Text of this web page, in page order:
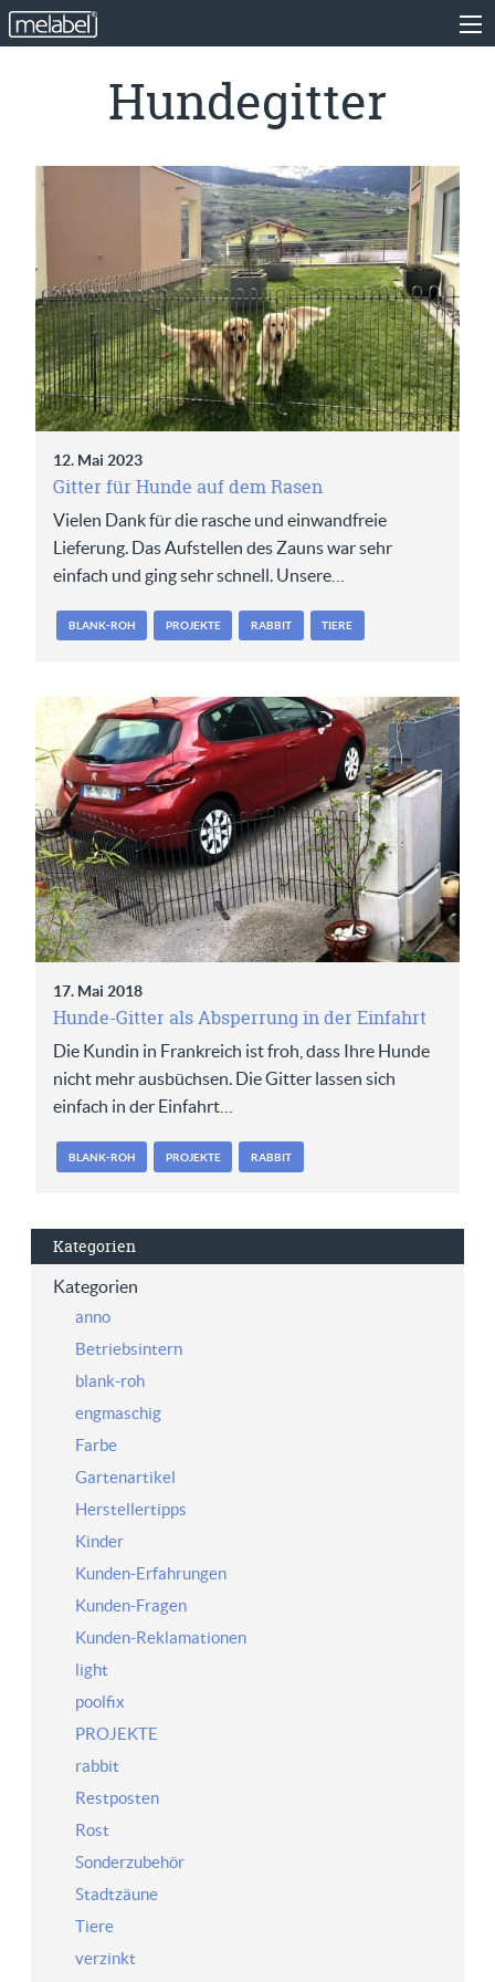
Hundegitter
12. Mai 2023
Gitter für Hunde auf dem Rasen
Vielen Dank für die rasche und einwandfreie
Lieferung. Das Aufstellen des Zauns war sehr
einfach und ging sehr schnell. Unsere…
BLANK-ROH PROJEKTE RABBIT TIERE
17. Mai 2018
Hunde-Gitter als Absperrung in der Einfahrt
Die Kundin in Frankreich ist froh, dass Ihre Hunde
nicht mehr ausbüchsen. Die Gitter lassen sich
einfach in der Einfahrt…
BLANK-ROH PROJEKTE RABBIT
Kategorien
Kategorien
anno
Betriebsintern
blank-roh
engmaschig
Farbe
Gartenartikel
Herstellertipps
Kinder
Kunden-Erfahrungen
Kunden-Fragen
Kunden-Reklamationen
light
poolfix
PROJEKTE
rabbit
Restposten
Rost
Sonderzubehör
Stadtzäune
Tiere
verzinkt